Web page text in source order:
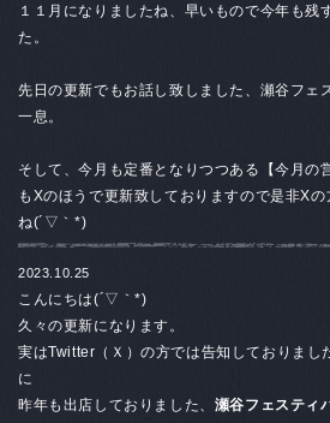
１１月になりましたね、早いもので今年も残
た。
先日の更新でもお話し致しました、瀬谷フェ
一息。
そして、今月も定番となりつつある【今月の
もXのほうで更新致しておりますので是非X
ね(´▽｀*)
2023.10.25
こんにちは(´▽｀*)
久々の更新になります。
実はTwitter（Ｘ）の方では告知しておりまし
に
昨年も出店しておりました、 瀬谷フェスティ